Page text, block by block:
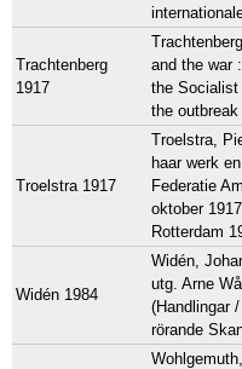
Trachtenberg
1917
and the war
the Socialist
the
Troelstra 1917
Troelstra,
haar werk
Federatie
oktober
Rotterdam
Widén 1984
Widén,
utg. Arne
(Handlingar
rörande